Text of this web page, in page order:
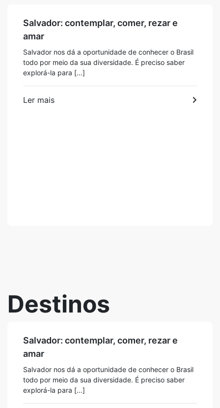
Salvador: contemplar, comer, rezar e
amar
Salvador nos dá a oportunidade de conhecer o Brasil
todo por meio da sua diversidade. É preciso saber
explorá-la para […]
Ler mais
Destinos
Salvador: contemplar, comer, rezar e
amar
Salvador nos dá a oportunidade de conhecer o Brasil
todo por meio da sua diversidade. É preciso saber
explorá-la para […]